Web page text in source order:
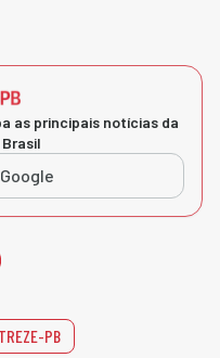
as principais notícias da
TREZE-PB